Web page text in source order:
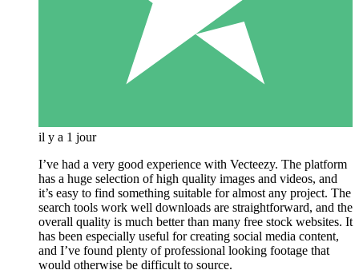
il y a 1 jour
I’ve had a very good experience with Vecteezy. The platform
has a huge selection of high quality images and videos, and
it’s easy to find something suitable for almost any project. The
search tools work well downloads are straightforward, and the
overall quality is much better than many free stock websites. It
has been especially useful for creating social media content,
and I’ve found plenty of professional looking footage that
would otherwise be difficult to source.